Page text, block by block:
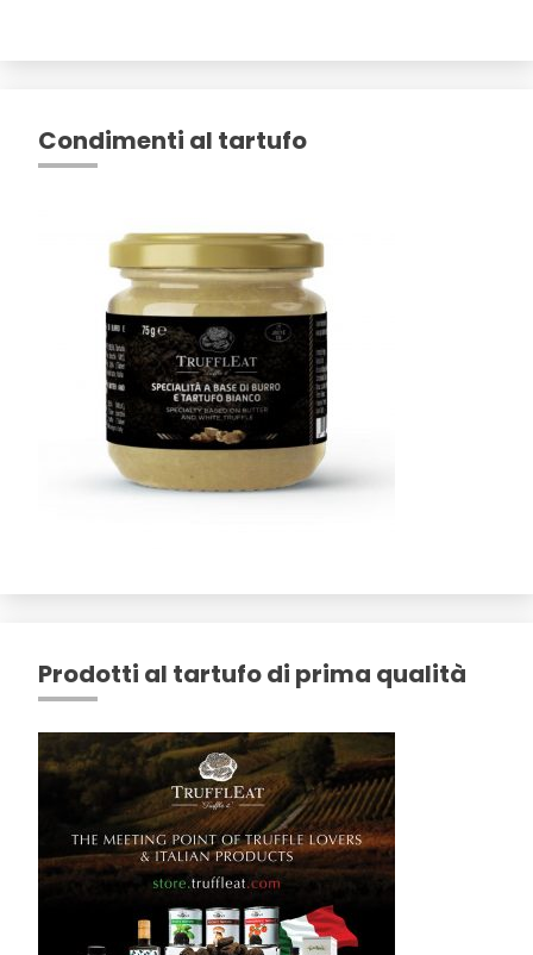
Condimenti al tartufo
Prodotti al tartufo di prima qualità